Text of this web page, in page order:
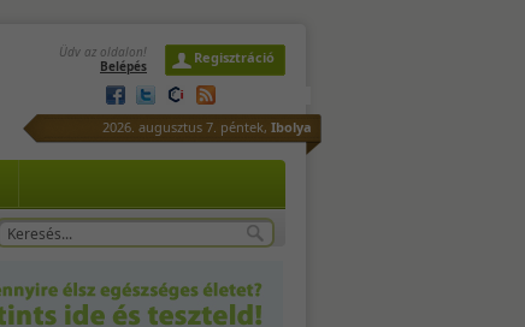
Üdv az oldalon!
Belépés
Regisztráció
2026. augusztus 7. péntek, Ibolya